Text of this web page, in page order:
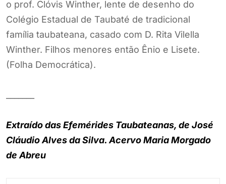
o prof. Clóvis Winther, lente de desenho do
Colégio Estadual de Taubaté de tradicional
família taubateana, casado com D. Rita Vilella
Winther. Filhos menores então Ênio e Lisete.
(Folha Democrática).
Extraído das Efemérides Taubateanas, de José
Cláudio Alves da Silva. Acervo Maria Morgado
de Abreu